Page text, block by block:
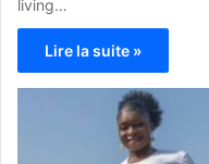
living…
Lire la suite »